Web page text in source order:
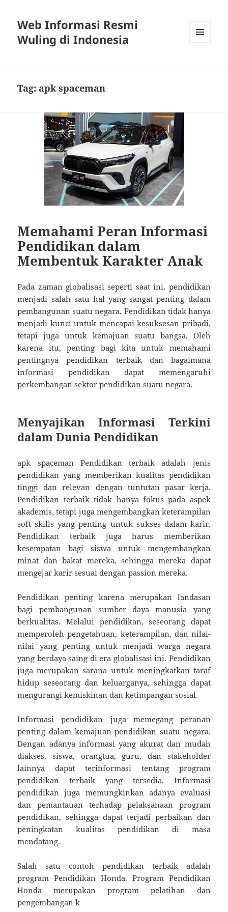
Web Informasi Resmi
Wuling di Indonesia
Tag: apk spaceman
Memahami Peran Informasi
Pendidikan dalam
Membentuk Karakter Anak
Pada zaman globalisasi seperti saat ini, pendidikan
menjadi salah satu hal yang sangat penting dalam
pembangunan suatu negara. Pendidikan tidak hanya
menjadi kunci untuk mencapai kesuksesan pribadi,
tetapi juga untuk kemajuan suatu bangsa. Oleh
karena itu, penting bagi kita untuk memahami
pentingnya pendidikan terbaik dan bagaimana
informasi pendidikan dapat memengaruhi
perkembangan sektor pendidikan suatu negara.
Menyajikan Informasi Terkini
dalam Dunia Pendidikan
apk spaceman Pendidikan terbaik adalah jenis
pendidikan yang memberikan kualitas pendidikan
tinggi dan relevan dengan tuntutan pasar kerja.
Pendidikan terbaik tidak hanya fokus pada aspek
akademis, tetapi juga mengembangkan keterampilan
soft skills yang penting untuk sukses dalam karir.
Pendidikan terbaik juga harus memberikan
kesempatan bagi siswa untuk mengembangkan
minat dan bakat mereka, sehingga mereka dapat
mengejar karir sesuai dengan passion mereka.
Pendidikan penting karena merupakan landasan
bagi pembangunan sumber daya manusia yang
berkualitas. Melalui pendidikan, seseorang dapat
memperoleh pengetahuan, keterampilan, dan nilai-
nilai yang penting untuk menjadi warga negara
yang berdaya saing di era globalisasi ini. Pendidikan
juga merupakan sarana untuk meningkatkan taraf
hidup seseorang dan keluarganya, sehingga dapat
mengurangi kemiskinan dan ketimpangan sosial.
Informasi pendidikan juga memegang peranan
penting dalam kemajuan pendidikan suatu negara.
Dengan adanya informasi yang akurat dan mudah
diakses, siswa, orangtua, guru, dan stakeholder
lainnya dapat terinformasi tentang program
pendidikan terbaik yang tersedia. Informasi
pendidikan juga memungkinkan adanya evaluasi
dan pemantauan terhadap pelaksanaan program
pendidikan, sehingga dapat terjadi perbaikan dan
peningkatan kualitas pendidikan di masa
mendatang.
Salah satu contoh pendidikan terbaik adalah
program Pendidikan Honda. Program Pendidikan
Honda merupakan program pelatihan dan
pengembangan k